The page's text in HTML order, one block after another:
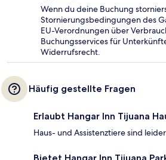
Wenn du deine Buchung
Stornierungsbedingungen des
EU-Verordnungen über
Buchungsservices für
Widerrufsrecht.
Häufig gestellte Fragen
Erlaubt Hangar Inn Tijuana
Haus- und Assistenztiere sind